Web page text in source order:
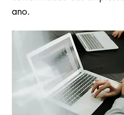
ano.